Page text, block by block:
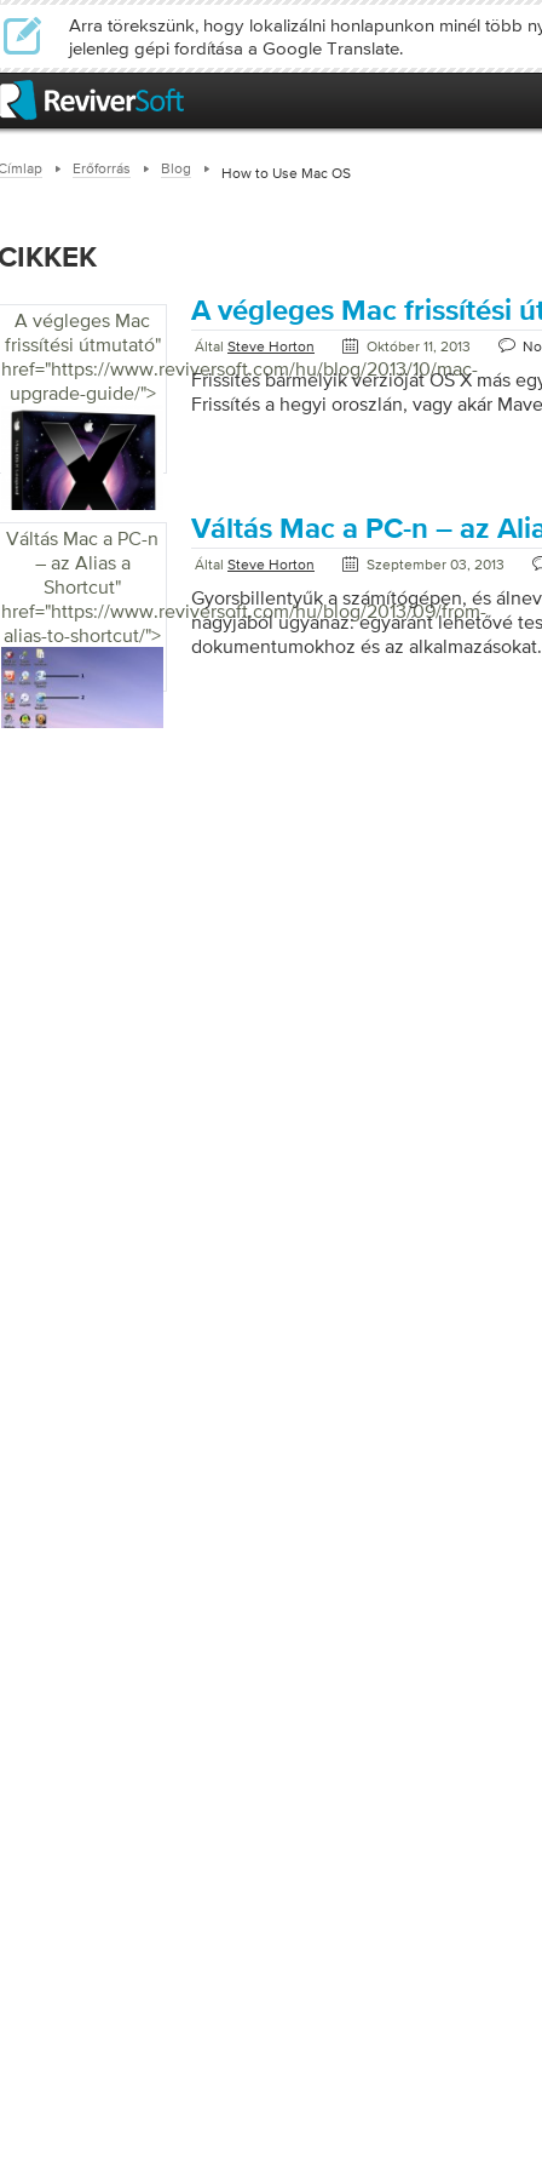
Arra törekszünk, hogy lokalizálni honlapunkon minél több
jelenleg gépi fordítása a Google Translate.
Erőforrás Blog How to Use Mac OS
A végleges Mac
frissítési útmutató"
href="https://www.reviversoft.com/hu/blog/2013/10/mac-
upgrade-guide/">
A végleges Mac frissítési
Által Steve Horton Október 11, 2013
Frissítés bármelyik verzióját OS X más
Frissítés a hegyi oroszlán, vagy akár
Váltás Mac a PC-n
– az Alias ​​a
Shortcut"
href="https://www.reviversoft.com/hu/blog/2013/09/from-
alias-to-shortcut/">
Váltás Mac a PC-n – az
Által Steve Horton Szeptember 03, 2013
Gyorsbillentyűk a számítógépen, és
nagyjából ugyanaz: egyaránt lehetővé
dokumentumokhoz és az